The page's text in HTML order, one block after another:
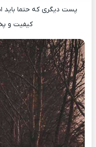
پست دیگری که حتما باید
کیفیت و